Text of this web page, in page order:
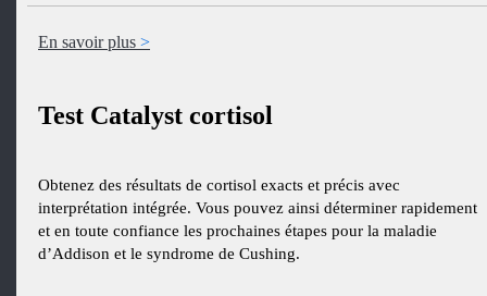
En savoir plus
Test Catalyst cortisol
Obtenez des résultats de cortisol exacts et précis avec
interprétation intégrée. Vous pouvez ainsi déterminer rapidement
et en toute confiance les prochaines étapes pour la maladie
d’Addison et le syndrome de Cushing.